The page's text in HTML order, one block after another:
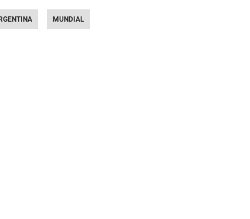
MUNDIAL